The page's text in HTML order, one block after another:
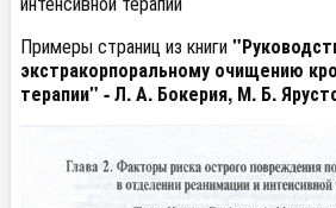
Примеры страниц из книги
экстракорпоральному очищению
терапии" - Л. А. Бокерия, М. Б.